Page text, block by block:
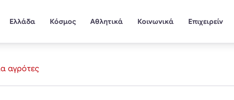
Ελλάδα Κόσμος Αθλητικά Κοινωνικά Επιχειρείν
αγρότες